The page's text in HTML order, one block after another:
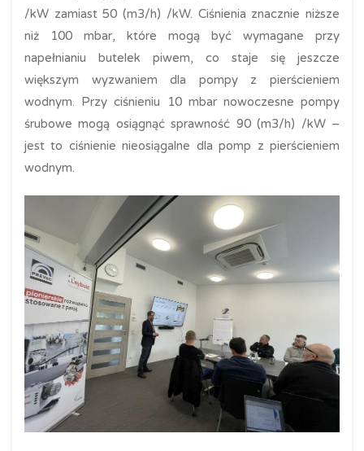
/kW zamiast 50 (m3/h) /kW. Ciśnienia znacznie niższe
niż 100 mbar, które mogą być wymagane przy
napełnianiu butelek piwem, co staje się jeszcze
większym wyzwaniem dla pompy z pierścieniem
wodnym. Przy ciśnieniu 10 mbar nowoczesne pompy
śrubowe mogą osiągnąć sprawność 90 (m3/h) /kW –
jest to ciśnienie nieosiągalne dla pomp z pierścieniem
wodnym.